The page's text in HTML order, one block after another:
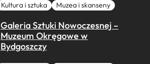
Kultura i sztuka Muzea i skanseny
Galeria Sztuki Nowoczesnej –
Muzeum Okręgowe w
Bydgoszczy